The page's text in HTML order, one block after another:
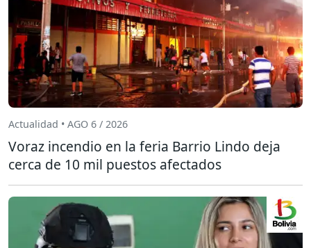
Actualidad • AGO 6 / 2026
Voraz incendio en la feria Barrio Lindo deja
cerca de 10 mil puestos afectados